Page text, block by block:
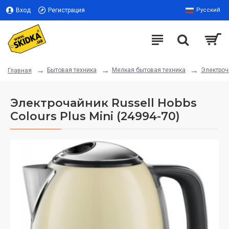
Вход Регистрация Русский
Главная Бытовая техника Мелкая бытовая техника
Электрочайник Russell Hobbs
Colours Plus Mini (24994-70)